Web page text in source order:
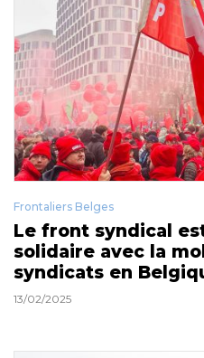
Frontaliers Belges
Le front syndical
solidaire avec la
syndicats en
13/02/2025